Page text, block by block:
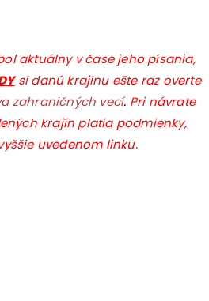
aktuálny v čase jeho písania,
si danú krajinu ešte raz overte
zahraničných vecí. Pri návrate
krajín platia podmienky,
uvedenom linku.